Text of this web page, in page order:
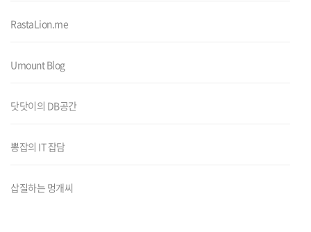
RastaLion.me
Umount Blog
닷닷이의 DB공간
뽕잡의 IT 잡담
삽질하는 멍개씨